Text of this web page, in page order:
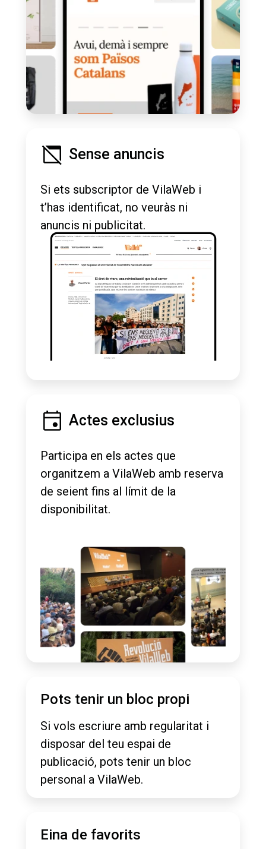
Sense anuncis
Si ets subscriptor de VilaWeb i
t’has identificat, no veuràs ni
anuncis ni publicitat.
Actes exclusius
Participa en els actes que
organitzem a VilaWeb amb reserva
de seient fins al límit de la
disponibilitat.
Pots tenir un bloc propi
Si vols escriure amb regularitat i
disposar del teu espai de
publicació, pots tenir un bloc
personal a VilaWeb.
Eina de favorits